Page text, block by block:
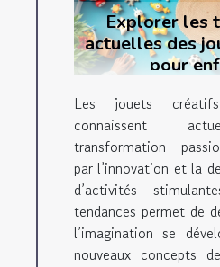
Explorer les
actuelles des
pour
Les jouets
connaissent
transformation
par l’innovation et la
d’activités
tendances permet de
l’imagination se
nouveaux concepts